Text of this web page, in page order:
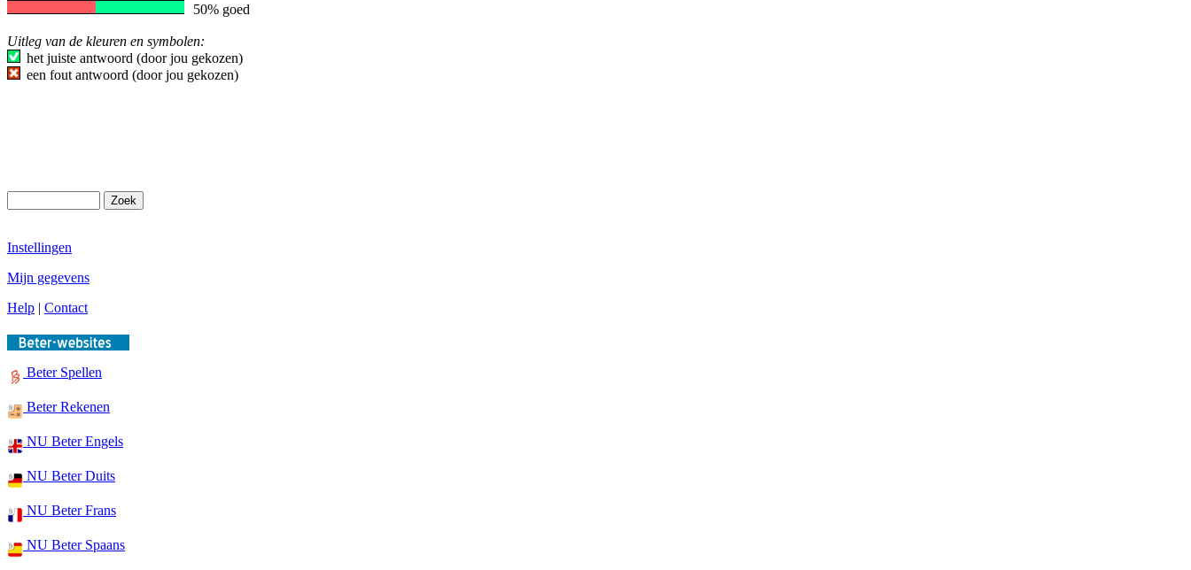
50% goed
Uitleg van de kleuren en symbolen:
het juiste antwoord (door jou gekozen)
een fout antwoord (door jou gekozen)
Instellingen
Mijn gegevens
Help | Contact
Beter Spellen
Beter Rekenen
NU Beter Engels
NU Beter Duits
NU Beter Frans
NU Beter Spaans